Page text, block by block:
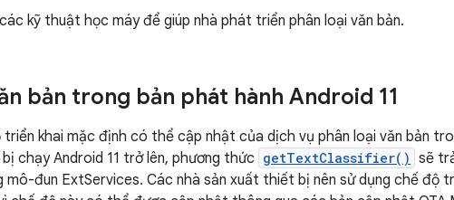
kỹ thuật học máy để giúp nhà phát triển phân loại văn bản.
bản trong bản phát hành Android 11
khai mặc định có thể cập nhật của dịch vụ phân loại văn bản
chạy Android 11 trở lên, phương thức getTextClassifier() sẽ
đun ExtServices. Các nhà sản xuất thiết bị nên sử dụng chế độ